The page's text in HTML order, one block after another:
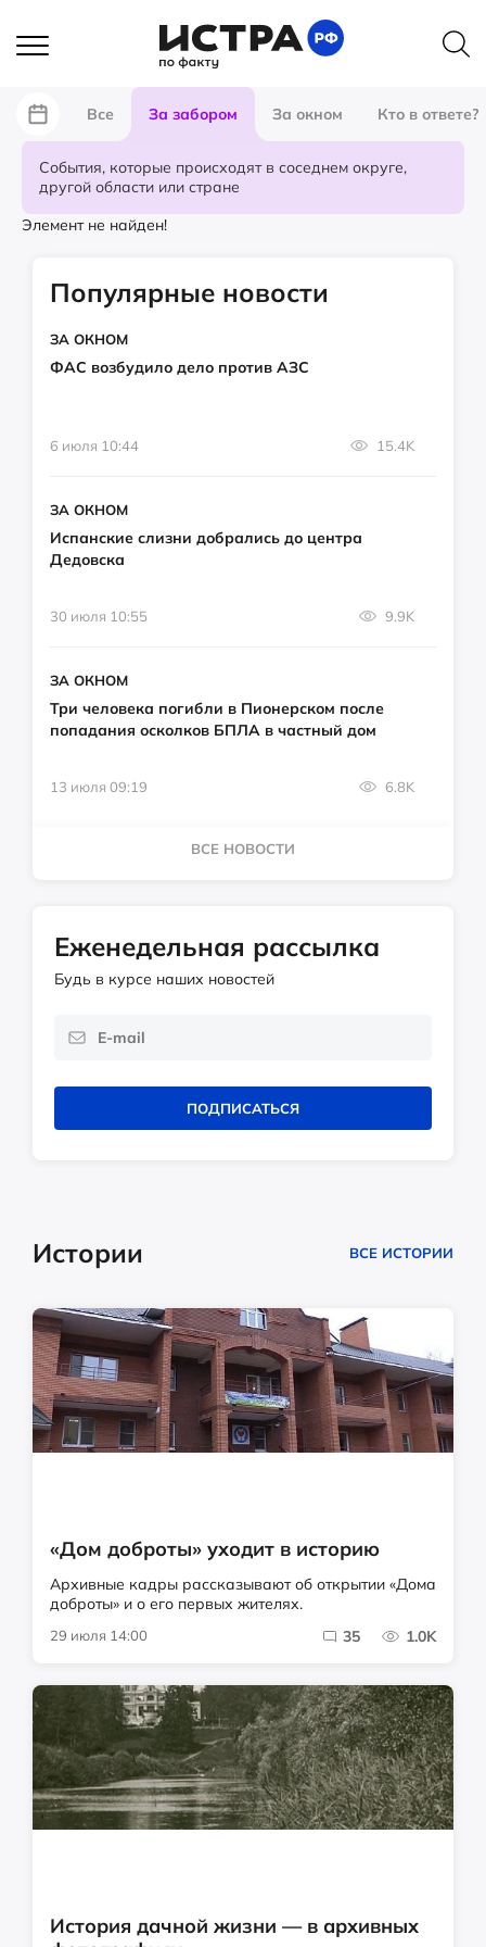
Все За забором За окном Кто в ответе?
События, которые происходят в соседнем округе,
другой области или стране
Элемент не найден!
Популярные новости
ЗА ОКНОМ
ФАС возбудило дело против АЗС
6 июля 10:44 15.4K
ЗА ОКНОМ
Испанские слизни добрались до центра
Дедовска
30 июля 10:55 9.9K
ЗА ОКНОМ
Три человека погибли в Пионерском после
попадания осколков БПЛА в частный дом
13 июля 09:19 6.8K
ВСЕ НОВОСТИ
Еженедельная рассылка
Будь в курсе наших новостей
ПОДПИСАТЬСЯ
Истории ВСЕ ИСТОРИИ
«Дом доброты» уходит в историю
Архивные кадры рассказывают об открытии «Дома
доброты» и о его первых жителях.
29 июля 14:00 35 1.0K
История дачной жизни — в архивных